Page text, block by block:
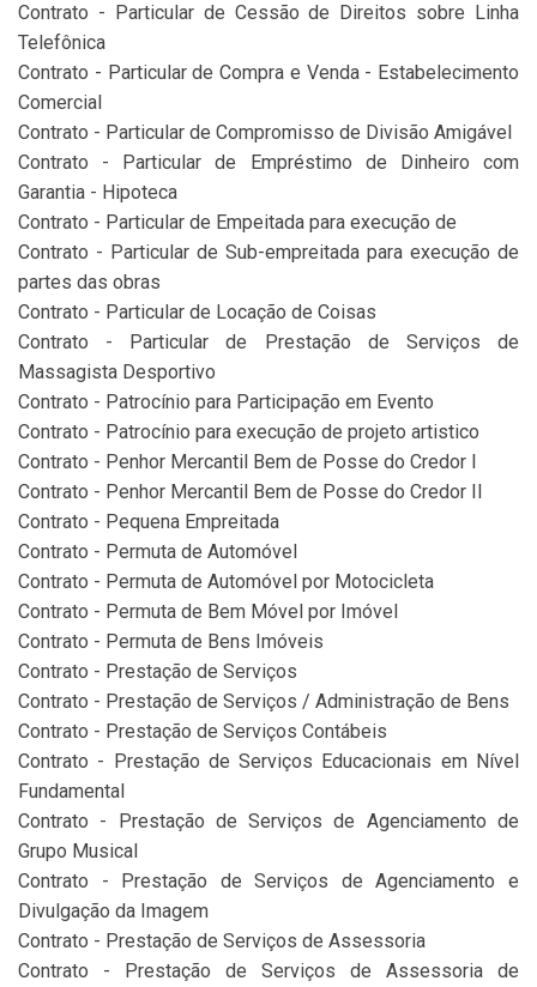
Contrato - Particular de Cessão de Direitos sobre Linha
Telefônica
Contrato - Particular de Compra e Venda - Estabelecimento
Comercial
Contrato - Particular de Compromisso de Divisão Amigável
Contrato - Particular de Empréstimo de Dinheiro com
Garantia - Hipoteca
Contrato - Particular de Empeitada para execução de
Contrato - Particular de Sub-empreitada para execução de
partes das obras
Contrato - Particular de Locação de Coisas
Contrato - Particular de Prestação de Serviços de
Massagista Desportivo
Contrato - Patrocínio para Participação em Evento
Contrato - Patrocínio para execução de projeto artistico
Contrato - Penhor Mercantil Bem de Posse do Credor I
Contrato - Penhor Mercantil Bem de Posse do Credor II
Contrato - Pequena Empreitada
Contrato - Permuta de Automóvel
Contrato - Permuta de Automóvel por Motocicleta
Contrato - Permuta de Bem Móvel por Imóvel
Contrato - Permuta de Bens Imóveis
Contrato - Prestação de Serviços
Contrato - Prestação de Serviços / Administração de Bens
Contrato - Prestação de Serviços Contábeis
Contrato - Prestação de Serviços Educacionais em Nível
Fundamental
Contrato - Prestação de Serviços de Agenciamento de
Grupo Musical
Contrato - Prestação de Serviços de Agenciamento e
Divulgação da Imagem
Contrato - Prestação de Serviços de Assessoria
Contrato - Prestação de Serviços de Assessoria de